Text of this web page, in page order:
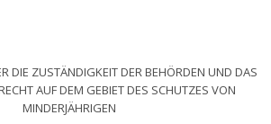
DIE ZUSTÄNDIGKEIT DER BEHÖRDEN UND DAS
AUF DEM GEBIET DES SCHUTZES VON
MINDERJÄHRIGEN